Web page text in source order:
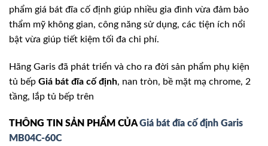
phẩm giá bát đĩa cố định giúp nhiều gia đình vừa đảm bảo
thẩm mỹ không gian, công năng sử dụng, các tiện ích nổi
bật vừa giúp tiết kiệm tối đa chi phí.
Hãng Garis đã phát triển và cho ra đời sản phẩm phụ kiện
tủ bếp Giá bát đĩa cố định, nan tròn, bề mặt mạ chrome, 2
tầng, lắp tủ bếp trên
THÔNG TIN SẢN PHẨM CỦAGiá bát đĩa cố định Garis
MB04C-60C